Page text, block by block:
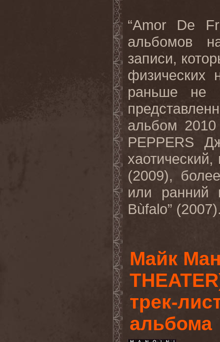
“Amor De
альбомов
записи,
физических
раньше не
альбом
PEPPERS
хаотический,
(2009), более
или
ранний
Bùfalo”
Майк
трек-
альбома